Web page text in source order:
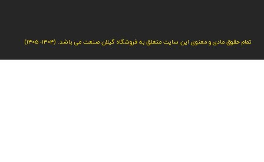
تمام حقوق مادی و معنوی این سایت متعلق به فروشگاه گیلان صنعت می باشد. (1404- 1405)